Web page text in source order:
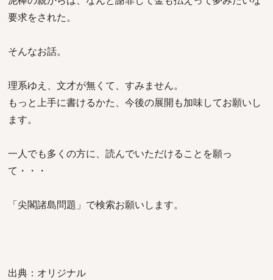
要求をされた。
そんなお話。
理系ゆえ、文才が無くて、すみません。
もっと上手に書けるかた、今後の展開も加味してお願いし
ます。
一人でも多くの方に、読んでいただけることを願っ
て・・・
「尖閣諸島問題」で検索お願いします。
出典：オリジナル